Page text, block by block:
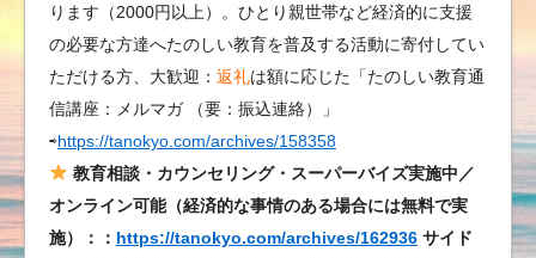
象
／
夢
を
叶
え
る
ります（2000円以上）。ひとり親世帯など経済的に支援
の必要な方達へたのしい教育を普及する活動に寄付してい
ただける方、大歓迎： 返礼は額に応じた「たのしい教育通
信講座：メルマガ （要：振込連絡）」
⇨https://tanokyo.com/archives/158358
教育相談・カウンセリング・スーパーバイズ実施中／
オンライン可能（経済的な事情のある場合には無料で実
施）：： https://tanokyo.com/archives/162936 サイド